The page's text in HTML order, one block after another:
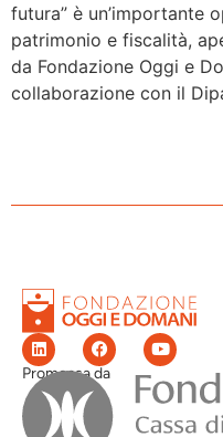
futura” è un’importante
patrimonio e fiscalità,
da Fondazione Oggi e
collaborazione con il
Promossa da